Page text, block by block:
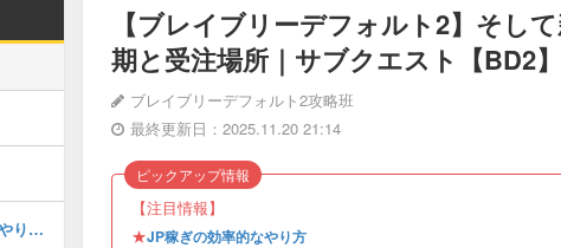
【ブレイブリーデフォルト2】そし
期と受注場所｜サブクエスト【BD2】
ブレイブリーデフォルト2攻略班
最終更新日：2025.11.20 21:14
【注目情報】
★JP稼ぎの効率的なやり方
ピックアップ情報
効率のいいpq稼ぎ（お金稼ぎ）のやり方｜金策